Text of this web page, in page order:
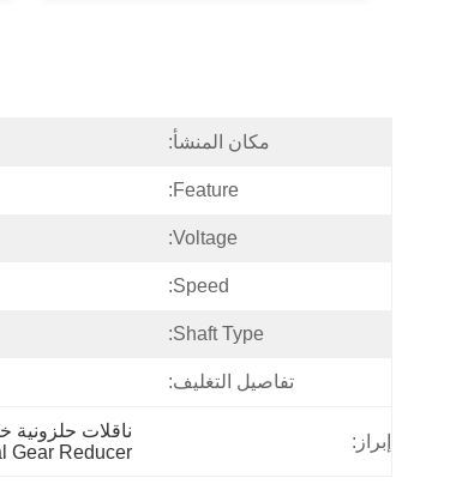
مكان المنشأ:
Feature:
Voltage:
Speed:
Shaft Type:
تفاصيل التغليف:
إبراز:
ناقلات حلزونية
Gear Reducer